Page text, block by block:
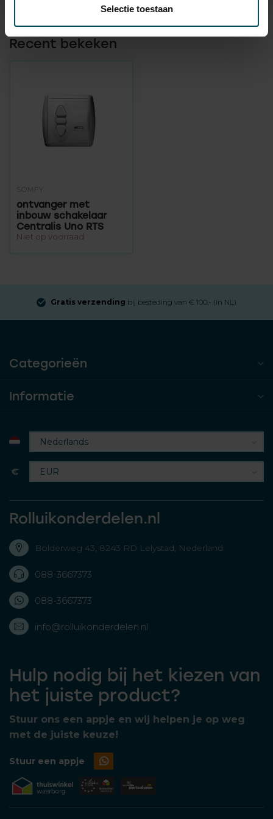
Selectie toestaan
Recent bekeken
SOMFY
ontvanger met
inbouw schakelaar
Centralis Uno RTS
Niet op voorraad
Gratis verzending bij besteding van € 100,- (in NL)
Categorieën
Informatie
€
Rolluikonderdelen.nl
Bolderweg 43, 8243 RD Lelystad, Nederland
088-3667373
088-3667373
info@rolluikonderdelen.nl
Hulp nodig bij het kiezen van
het juiste product?
Stuur ons een appje en wij helpen je op weg
met de juiste keuze!
Stuur een appje